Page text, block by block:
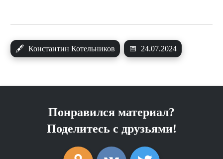
🖋 Константин Котельников 📅 24.07.2024
Понравился материал?
Поделитесь с друзьями!